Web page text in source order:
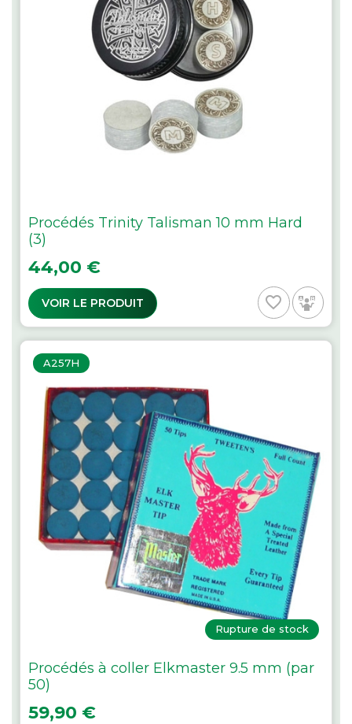
Procédés Trinity Talisman 10 mm Hard
(3)
Prix
44,00 €
VOIR LE PRODUIT favorite_border
A257H
Rupture de stock
Procédés à coller Elkmaster 9.5 mm (par
50)
Prix
59,90 €